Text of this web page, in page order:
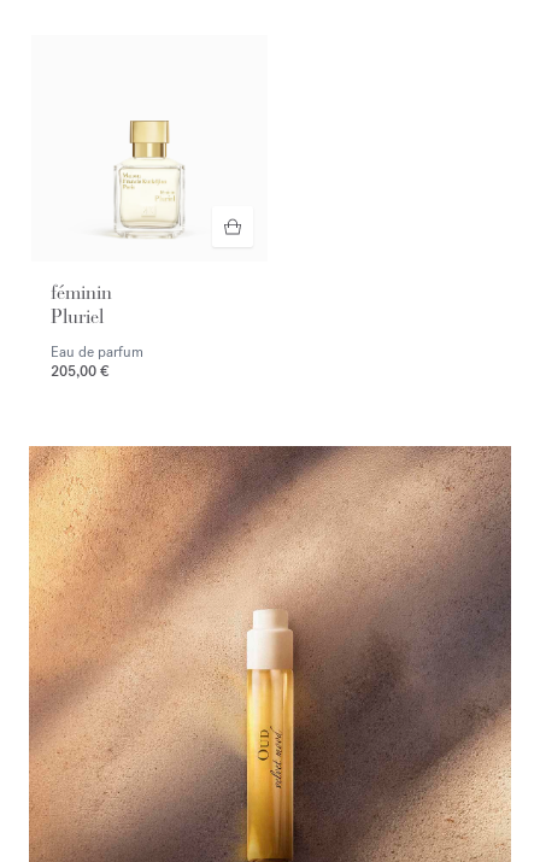
féminin
Pluriel
Eau de parfum
205,00 €
<p><span style="color:#ffffff;">Nuevo OUD <em>velvet mood</